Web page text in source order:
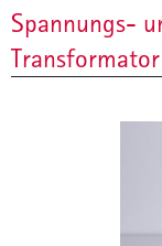
Spannungs-